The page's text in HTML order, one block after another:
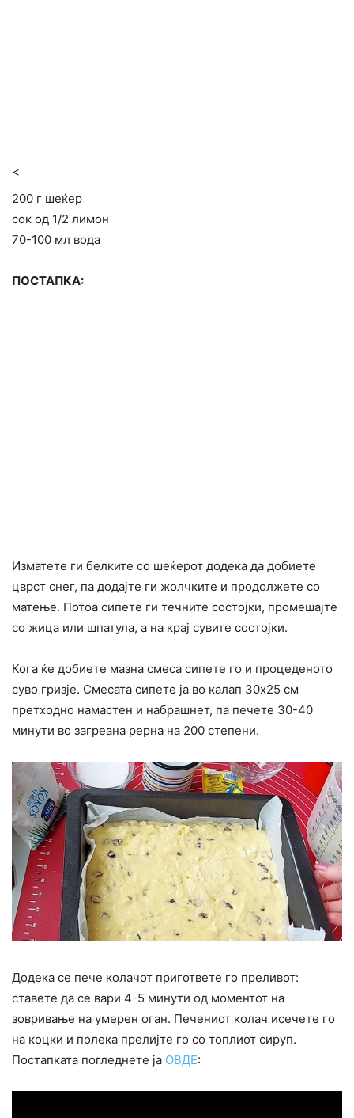
<
200 г шеќер
сок од 1/2 лимон
70-100 мл вода
ПОСТАПКА:
Изматете ги белките со шеќерот додека да добиете
цврст снег, па додајте ги жолчките и продолжете со
матење. Потоа сипете ги течните состојки, промешајте
со жица или шпатула, а на крај сувите состојки.
Кога ќе добиете мазна смеса сипете го и процеденото
суво гризје. Смесата сипете ја во калап 30х25 см
претходно намастен и набрашнет, па печете 30-40
минути во загреана рерна на 200 степени.
Додека се пече колачот пригответе го преливот:
ставете да се вари 4-5 минути од моментот на
зовривање на умерен оган. Печениот колач исечете го
на коцки и полека прелијте го со топлиот сируп.
Постапката погледнете ја ОВДЕ: